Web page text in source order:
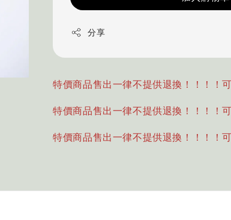
分享
特價商品售出一律不提供退換！！！！
特價商品售出一律不提供退換！！！！
特價商品售出一律不提供退換！！！！